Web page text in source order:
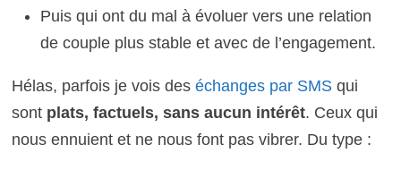
Puis qui ont du mal à évoluer vers une relation
de couple plus stable et avec de l’engagement.
Hélas, parfois je vois des échanges par SMSqui
sont plats, factuels, sans aucun intérêt. Ceux qui
nous ennuient et ne nous font pas vibrer. Du type :